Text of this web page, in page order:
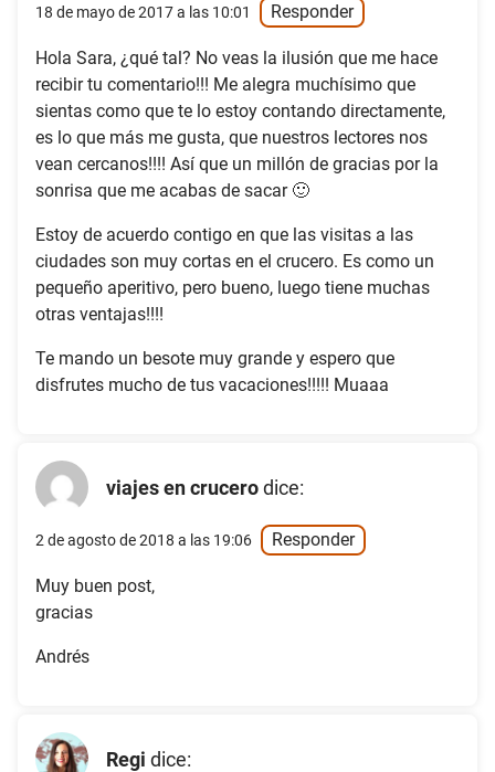
18 de mayo de 2017 a las 10:01 Responder
Hola Sara, ¿qué tal? No veas la ilusión que me hace
recibir tu comentario!!! Me alegra muchísimo que
sientas como que te lo estoy contando directamente,
es lo que más me gusta, que nuestros lectores nos
vean cercanos!!!! Así que un millón de gracias por la
sonrisa que me acabas de sacar 🙂
Estoy de acuerdo contigo en que las visitas a las
ciudades son muy cortas en el crucero. Es como un
pequeño aperitivo, pero bueno, luego tiene muchas
otras ventajas!!!!
Te mando un besote muy grande y espero que
disfrutes mucho de tus vacaciones!!!!! Muaaa
viajes en crucerodice:
2 de agosto de 2018 a las 19:06 Responder
Muy buen post,
gracias
Andrés
Regi dice: